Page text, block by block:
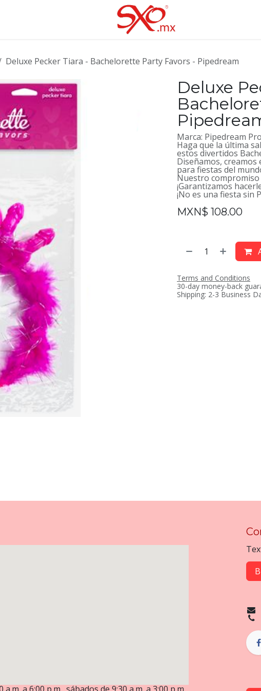
Deluxe Pecker Tiara - Bachelorette Party Favors - Pipedream
Deluxe
Marca: Pipedream
Haga que la última
estos divertidos
Diseñamos,
para fiestas del
Nuestro compromiso
¡Garantizamos
¡No es una fiesta sin
MXN$ 108.00
Terms and Conditions
30-day money-back
Shipping: 2-3 Business